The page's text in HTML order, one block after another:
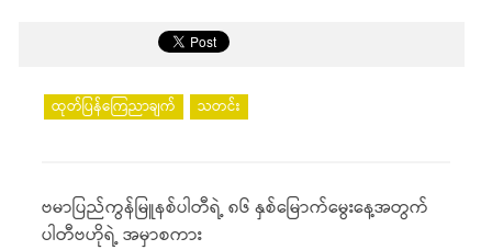
ထုတ်ပြန်ကြေညာချက် သတင်း
ဗမာပြည်ကွန်မြူနစ်ပါတီရဲ့ ၈၆ နှစ်မြောက်မွေးနေ့အတွက်
ပါတီဗဟိုရဲ့ အမှာစကား